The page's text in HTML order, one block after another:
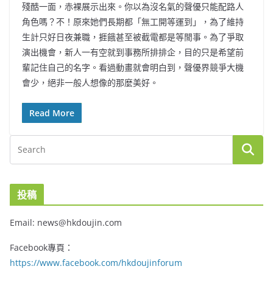
殘酷一面，赤裸展示出來。你以為沒名氣的聲優只能配路人
角色嗎？不！原來她們長期都「無工開等運到」，為了維持
生計只好日夜兼職，捱餓甚至被截電都是等閒事。為了爭取
演出機會，新人一有空就到事務所排排企，目的只是希望前
輩記住自己的名字。看過動畫就會明白到，聲優界競爭大機
會少，絕非一般人想像的那麼美好。
Read More
投稿
Email: news@hkdoujin.com
Facebook專頁：
https://www.facebook.com/hkdoujinforum